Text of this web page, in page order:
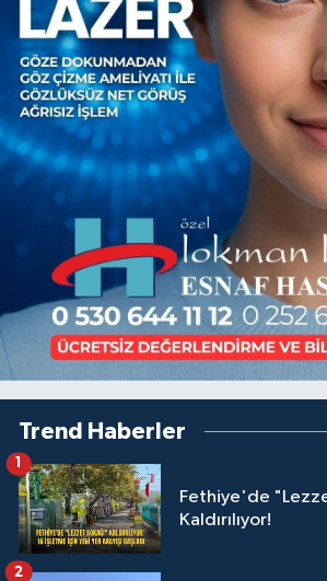
Trend Haberler
Fethiye'de
Kaldırılıyor!
2